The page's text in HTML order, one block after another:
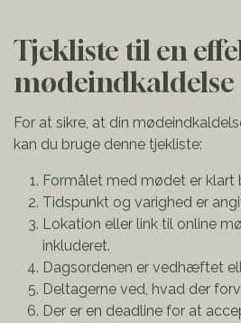
Tjekliste til en
mødeindkaldelse
For at sikre, at din
kan du bruge denne tjekliste:
Formålet med mødet er klart
Tidspunkt og varighed er
Lokation eller link til online
inkluderet.
Dagsordenen er vedhæftet
Deltagerne ved, hvad der
Der er en deadline for at